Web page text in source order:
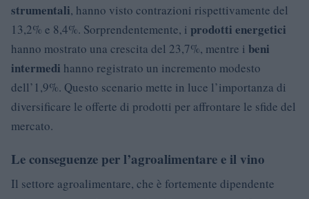
strumentali, hanno visto contrazioni rispettivamente del
13,2% e 8,4%. Sorprendentemente, i prodotti energetici
hanno mostrato una crescita del 23,7%, mentre i beni
intermedi hanno registrato un incremento modesto
dell’1,9%. Questo scenario mette in luce l’importanza di
diversificare le offerte di prodotti per affrontare le sfide del
mercato.
Le conseguenze per l’agroalimentare e il vino
Il settore agroalimentare, che è fortemente dipendente